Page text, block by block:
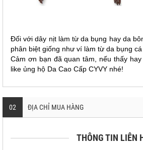
Đối với dây nịt làm từ da bụng hay da
phân biệt giống như ví làm từ da bụng cá
Cảm ơn bạn đã quan tâm, nếu thấy
like ủng hộ Da Cao Cấp CYVY nhé!
02 ĐỊA CHỈ MUA HÀNG
THÔNG TIN LIÊN